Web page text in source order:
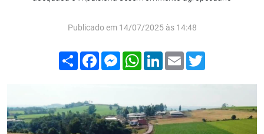
Publicado em 14/07/2025 às 14:48
Compartilhar
FacebookMessenger
WhatsApp
LinkedIn
Email